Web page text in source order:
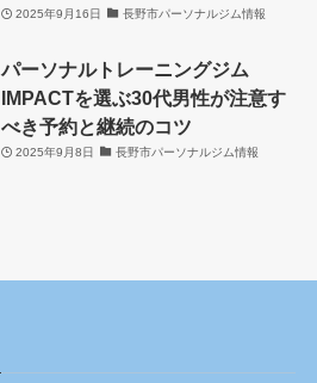
2025年9月16日 長野市パーソナルジム情報
パーソナルトレーニングジム
IMPACTを選ぶ30代男性が注意す
べき予約と継続のコツ
2025年9月8日 長野市パーソナルジム情報